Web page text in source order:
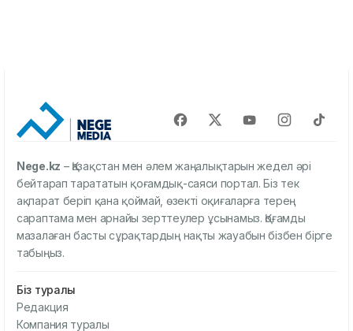
Nege.kz – Қазақстан мен әлем жаңалықтарын жедел әрі
бейтарап тарататын қоғамдық-саяси портал. Біз тек
ақпарат беріп қана қоймай, өзекті оқиғаларға терең
сараптама мен арнайы зерттеулер ұсынамыз. Қоғамды
мазалаған басты сұрақтардың нақты жауабын бізбен бірге
табыңыз.
Біз туралы
Редакция
Компания туралы